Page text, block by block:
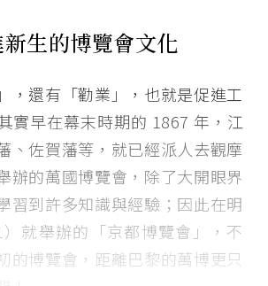
生的博覽會文化
，還有「勸業」，也就是促進工
實早在幕末時期的 1867 年，江
、佐賀藩等，就已經派人去觀摩
辦的萬國博覽會，除了大開眼界
習到許多知識與經驗；因此在明
就舉辦的「京都博覽會」，不
的博覽會，距離巴黎的萬博更只